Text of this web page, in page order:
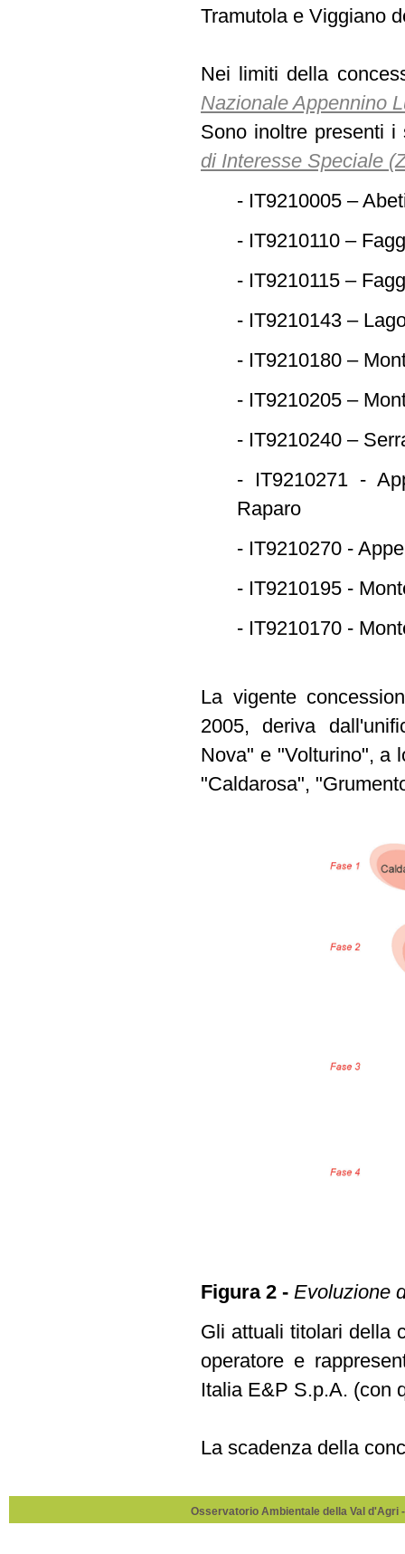
Tramutola e Viggiano
Nei limiti della
Nazionale Appennino
Sono inoltre presenti
di Interesse Speciale
- IT9210005 –
- IT9210110 –
- IT9210115 –
- IT9210143 –
- IT9210180 –
- IT9210205 –
- IT9210240 –
- IT9210271 -
Raparo
- IT9210270 -
- IT9210195 -
- IT9210170 -
La vigente
2005, deriva
Nova" e "Volturino", a
"Caldarosa",
Figura 2 - Evoluzione
Gli attuali titolari della
operatore e
Italia E&P S.p.A. (con
La scadenza della
Osservatorio Ambientale della Val d'Agri